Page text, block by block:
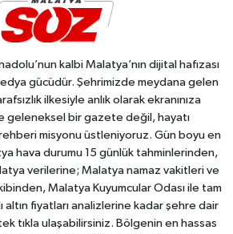
kalbi Malatya’nın dijital hafızası
gücüdür. Şehrimizde meydana gelen
ilkesiyle anlık olarak ekranınıza
geleneksel bir gazete değil, hayatı
misyonu üstleniyoruz. Gün boyu en
hava durumu 15 günlük tahminlerinden,
verilerine; Malatya namaz vakitleri ve
Malatya Kuyumcular Odası ile tam
fiyatları analizlerine kadar şehre dair
tıkla ulaşabilirsiniz. Bölgenin en hassas